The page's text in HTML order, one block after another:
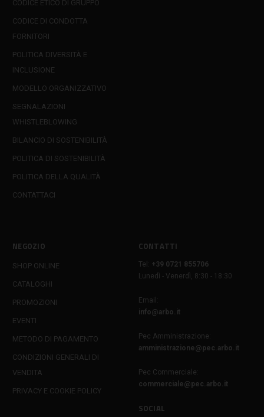
CODICE ETICO DI GRUPPO
CODICE DI CONDOTTA
FORNITORI
POLITICA DIVERSITÀ E
INCLUSIONE
MODELLO ORGANIZZATIVO
SEGNALAZIONI
WHISTLEBLOWING
BILANCIO DI SOSTENIBILITÀ
POLITICA DI SOSTENIBILITÀ
POLITICA DELLA QUALITÀ
CONTATTACI
NEGOZIO
SHOP ONLINE
CATALOGHI
PROMOZIONI
EVENTI
METODO DI PAGAMENTO
CONDIZIONI GENERALI DI
VENDITA
PRIVACY E COOKIE POLICY
CONTATTI
Tel:
+39 0721 855706
Lunedì - Venerdì, 8:30 - 18:30
Email:
info@arbo.it
Pec Amministrazione:
amministrazione@pec.arbo.it
Pec Commerciale:
commerciale@pec.arbo.it
SOCIAL